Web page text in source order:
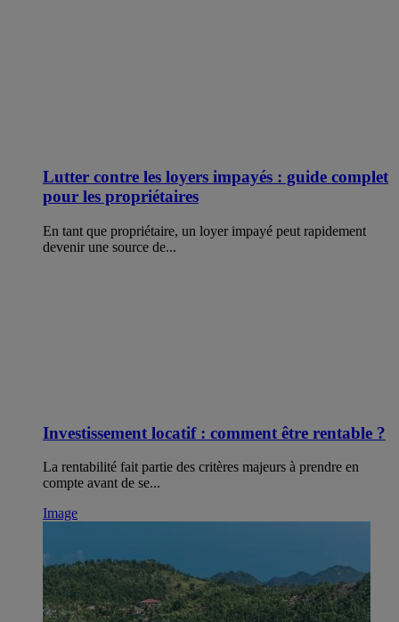
Lutter contre les loyers impayés : guide complet
pour les propriétaires
En tant que propriétaire, un loyer impayé peut rapidement
devenir une source de...
Investissement locatif : comment être rentable ?
La rentabilité fait partie des critères majeurs à prendre en
compte avant de se...
Image